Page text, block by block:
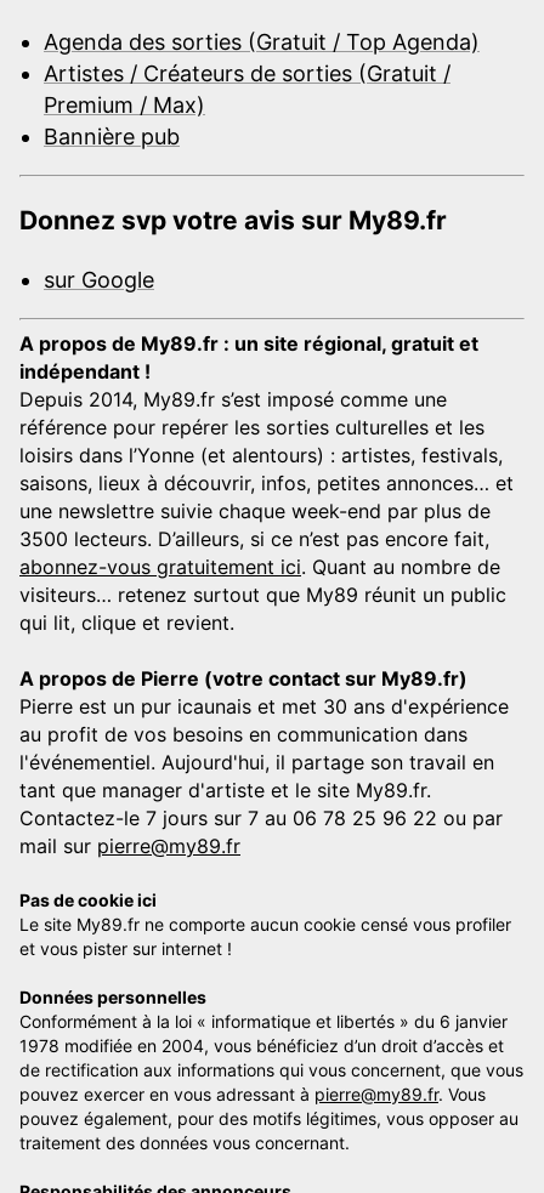
Agenda des sorties (Gratuit / Top Agenda)
Artistes / Créateurs de sorties (Gratuit /
Premium / Max)
Bannière pub
Donnez svp votre avis sur My89.fr
sur Google
A propos de My89.fr : un site régional, gratuit et
indépendant !
Depuis 2014, My89.fr s’est imposé comme une
référence pour repérer les sorties culturelles et les
loisirs dans l’Yonne (et alentours) : artistes, festivals,
saisons, lieux à découvrir, infos, petites annonces… et
une newslettre suivie chaque week-end par plus de
3500 lecteurs. D’ailleurs, si ce n’est pas encore fait,
abonnez-vous gratuitement ici. Quant au nombre de
visiteurs… retenez surtout que My89 réunit un public
qui lit, clique et revient.
A propos de Pierre (votre contact sur My89.fr)
Pierre est un pur icaunais et met 30 ans d'expérience
au profit de vos besoins en communication dans
l'événementiel. Aujourd'hui, il partage son travail en
tant que manager d'artiste et le site My89.fr.
Contactez-le 7 jours sur 7 au 06 78 25 96 22 ou par
mail sur pierre@my89.fr
Pas de cookie ici
Le site My89.fr ne comporte aucun cookie censé vous profiler
et vous pister sur internet !
Données personnelles
Conformément à la loi « informatique et libertés » du 6 janvier
1978 modifiée en 2004, vous bénéficiez d’un droit d’accès et
de rectification aux informations qui vous concernent, que vous
pouvez exercer en vous adressant à pierre@my89.fr. Vous
pouvez également, pour des motifs légitimes, vous opposer au
traitement des données vous concernant.